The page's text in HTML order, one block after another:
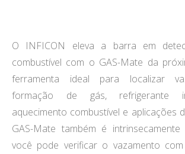
O INFICON eleva a barra em
combustível com o GAS-Mate da
ferramenta ideal para localizar
formação de gás, refrigerante
aquecimento combustível e aplicações
GAS-Mate também é
você pode verificar o vazamento